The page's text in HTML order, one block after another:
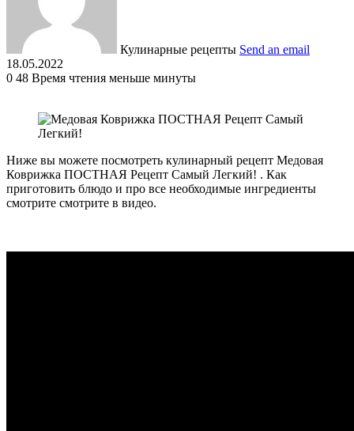
Кулинарные рецепты Send an email
18.05.2022
0 48 Время чтения меньше минуты
Ниже вы можете посмотреть кулинарный рецепт Медовая
Коврижка ПОСТНАЯ Рецепт Самый Легкий! . Как
приготовить блюдо и про все необходимые ингредиенты
смотрите смотрите в видео.